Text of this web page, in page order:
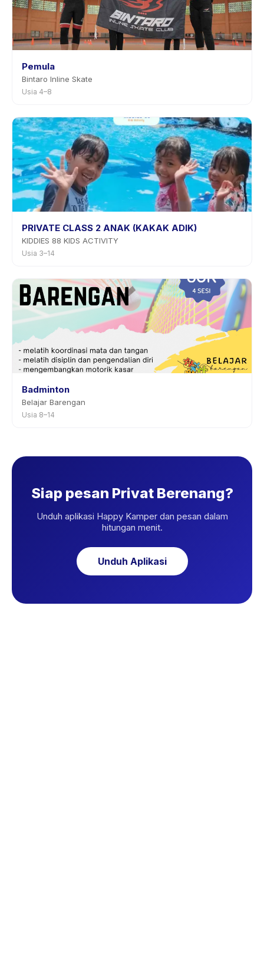
Pemula
Bintaro Inline Skate
Usia 4–8
PRIVATE CLASS 2 ANAK (KAKAK ADIK)
KIDDIES 88 KIDS ACTIVITY
Usia 3–14
Badminton
Belajar Barengan
Usia 8–14
Siap pesan Privat Berenang?
Unduh aplikasi Happy Kamper dan pesan dalam
hitungan menit.
Unduh Aplikasi